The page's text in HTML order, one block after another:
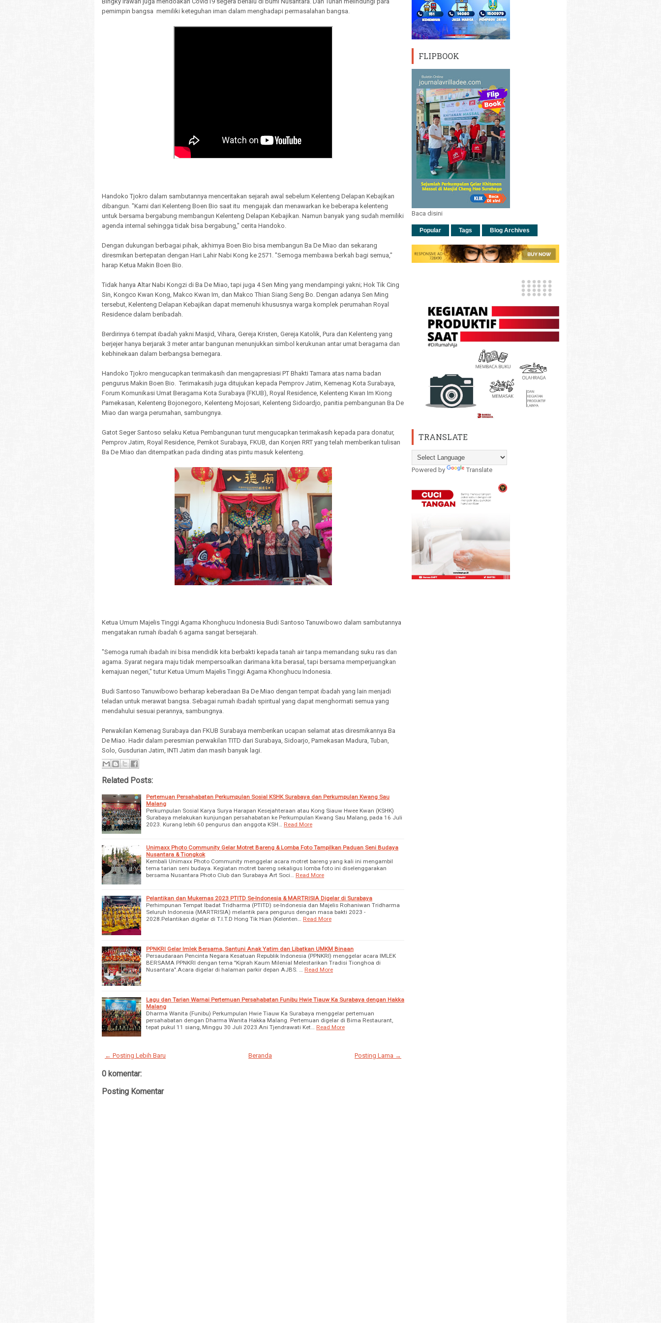
pemimpin bangsa memiliki keteguhan iman dalam menghadapi permasalahan bangsa.
Handoko Tjokro dalam sambutannya menceritakan sejarah awal sebelum Kelenteng Delapan Kebajikan
dibangun. "Kami dari Kelenteng Boen Bio saat itu mengajak dan menawarkan ke beberapa kelenteng
untuk bersama bergabung membangun Kelenteng Delapan Kebajikan. Namun banyak yang sudah memiliki
agenda internal sehingga tidak bisa bergabung," cerita Handoko.
Dengan dukungan berbagai pihak, akhirnya Boen Bio bisa membangun Ba De Miao dan sekarang
diresmikan bertepatan dengan Hari Lahir Nabi Kong ke 2571. "Semoga membawa berkah bagi semua,"
harap Ketua Makin Boen Bio.
Tidak hanya Altar Nabi Kongzi di Ba De Miao, tapi juga 4 Sen Ming yang mendampingi yakni; Hok Tik Cing
Sin, Kongco Kwan Kong, Makco Kwan Im, dan Makco Thian Siang Seng Bo. Dengan adanya Sen Ming
tersebut, Kelenteng Delapan Kebajikan dapat memenuhi khususnya warga komplek perumahan Royal
Residence dalam beribadah.
Berdirinya 6 tempat ibadah yakni Masjid, Vihara, Gereja Kristen, Gereja Katolik, Pura dan Kelenteng yang
berjejer hanya berjarak 3 meter antar bangunan menunjukkan simbol kerukunan antar umat beragama dan
kebhinekaan dalam berbangsa bernegara.
Handoko Tjokro mengucapkan terimakasih dan mengapresiasi PT Bhakti Tamara atas nama badan
pengurus Makin Boen Bio. Terimakasih juga ditujukan kepada Pemprov Jatim, Kemenag Kota Surabaya,
Forum Komunikasi Umat Beragama Kota Surabaya (FKUB), Royal Residence, Kelenteng Kwan Im Kiong
Pamekasan, Kelenteng Bojonegoro, Kelenteng Mojosari, Kelenteng Sidoardjo, panitia pembangunan Ba De
Miao dan warga perumahan, sambungnya.
Gatot Seger Santoso selaku Ketua Pembangunan turut mengucapkan terimakasih kepada para donatur,
Pemprov Jatim, Royal Residence, Pemkot Surabaya, FKUB, dan Konjen RRT yang telah memberikan tulisan
Ba De Miao dan ditempatkan pada dinding atas pintu masuk kelenteng.
Ketua Umum Majelis Tinggi Agama Khonghucu Indonesia Budi Santoso Tanuwibowo dalam sambutannya
mengatakan rumah ibadah 6 agama sangat bersejarah.
"Semoga rumah ibadah ini bisa mendidik kita berbakti kepada tanah air tanpa memandang suku ras dan
agama. Syarat negara maju tidak mempersoalkan darimana kita berasal, tapi bersama memperjuangkan
kemajuan negeri," tutur Ketua Umum Majelis Tinggi Agama Khonghucu Indonesia.
Budi Santoso Tanuwibowo berharap keberadaan Ba De Miao dengan tempat ibadah yang lain menjadi
teladan untuk merawat bangsa. Sebagai rumah ibadah spiritual yang dapat menghormati semua yang
mendahului sesuai perannya, sambungnya.
Perwakilan Kemenag Surabaya dan FKUB Surabaya memberikan ucapan selamat atas diresmikannya Ba
De Miao. Hadir dalam peresmian perwakilan TITD dari Surabaya, Sidoarjo, Pamekasan Madura, Tuban,
Solo, Gusdurian Jatim, INTI Jatim dan masih banyak lagi.
Related Posts:
Pertemuan Persahabatan Perkumpulan Sosial KSHK Surabaya dan Perkumpulan Kwang Sau
Malang
Perkumpulan Sosial Karya Surya Harapan Kesejahteraan atau Kong Siauw Hwee Kwan (KSHK)
Surabaya melakukan kunjungan persahabatan ke Perkumpulan Kwang Sau Malang, pada 16 Juli
2023. Kurang lebih 60 pengurus dan anggota KSH…
Read More
Unimaxx Photo Community Gelar Motret Bareng & Lomba Foto Tampilkan Paduan Seni Budaya
Nusantara & Tiongkok
Kembali Unimaxx Photo Community menggelar acara motret bareng yang kali ini mengambil
tema tarian seni budaya. Kegiatan motret bareng sekaligus lomba foto ini diselenggarakan
bersama Nusantara Photo Club dan Surabaya Art Soci…
Read More
Pelantikan dan Mukernas 2023 PTITD Se-Indonesia & MARTRISIA Digelar di Surabaya
Perhimpunan Tempat Ibadat Tridharma (PTITD) se-Indonesia dan Majelis Rohaniwan Tridharma
Seluruh Indonesia (MARTRISIA) melantik para pengurus dengan masa bakti 2023 -
2028.Pelantikan digelar di T.I.T.D Hong Tik Hian (Kelenten…
Read More
PPNKRI Gelar Imlek Bersama, Santuni Anak Yatim dan Libatkan UMKM Binaan
Persaudaraan Pencinta Negara Kesatuan Republik Indonesia (PPNKRI) menggelar acara IMLEK
BERSAMA PPNKRI dengan tema "Kiprah Kaum Milenial Melestarikan Tradisi Tionghoa di
Nusantara".Acara digelar di halaman parkir depan AJBS. …
Read More
Lagu dan Tarian Warnai Pertemuan Persahabatan Funibu Hwie Tiauw Ka Surabaya dengan Hakka
Malang
Dharma Wanita (Funibu) Perkumpulan Hwie Tiauw Ka Surabaya menggelar pertemuan
persahabatan dengan Dharma Wanita Hakka Malang. Pertemuan digelar di Bima Restaurant,
tepat pukul 11 siang, Minggu 30 Juli 2023.Ani Tjendrawati Ket…
Read More
← Posting Lebih Baru Posting Lama →
Beranda
0 komentar:
Posting Komentar
FLIPBOOK
Baca disini
Popular Tags Blog Archives
TRANSLATE
Powered by Translate